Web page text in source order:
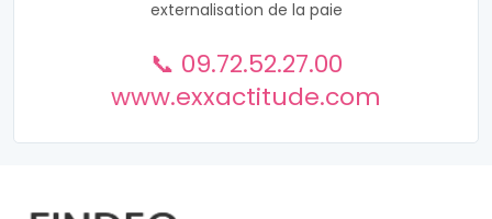
externalisation de la paie
📞 09.72.52.27.00
www.exxactitude.com